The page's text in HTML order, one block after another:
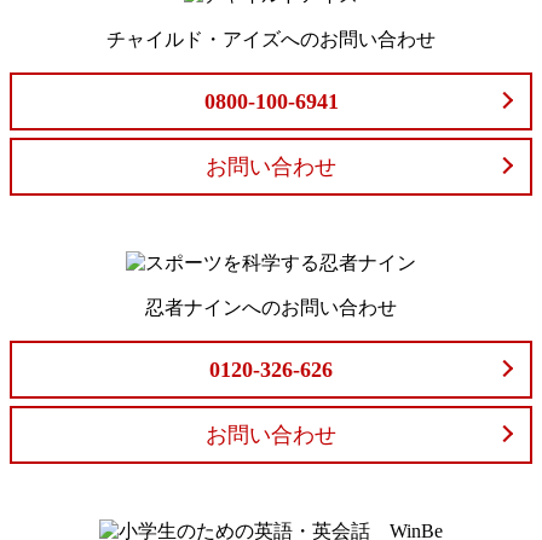
チャイルド・アイズへのお問い合わせ
0800-100-6941
お問い合わせ
忍者ナインへのお問い合わせ
0120-326-626
お問い合わせ